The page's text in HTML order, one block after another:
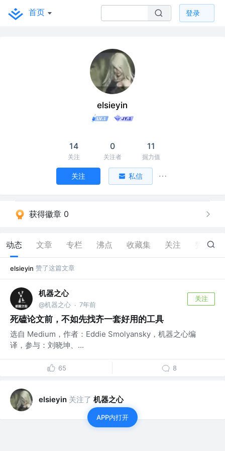
首页 登录
elsieyin
14
关注
0
关注者
11
掘力值
关注 私信
获得徽章 0
动态 文章 专栏 沸点 收藏集 关注 22
elsieyin 赞了这篇文章
机器之心
@机器之心 · 7年前
关注
死磕论文前，不如先找齐一套好用的工具
选自 Medium，作者：Eddie Smolyansky，机器之心编
译，参与：刘晓坤、...
65 8
elsieyin 关注了 机器之心
APP内打开